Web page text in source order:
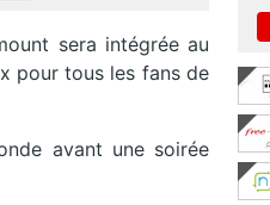
sera intégrée au
pour tous les fans de
avant une soirée